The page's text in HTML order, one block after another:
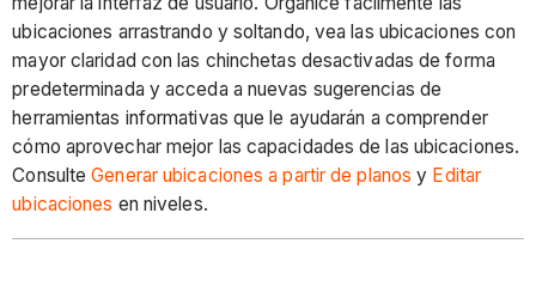
ubicaciones arrastrando y soltando, vea las ubicaciones con
mayor claridad con las chinchetas desactivadas de forma
predeterminada y acceda a nuevas sugerencias de
herramientas informativas que le ayudarán a comprender
cómo aprovechar mejor las capacidades de las ubicaciones.
ConsulteGenerar ubicaciones a partir de planos y Editar
ubicaciones en niveles.